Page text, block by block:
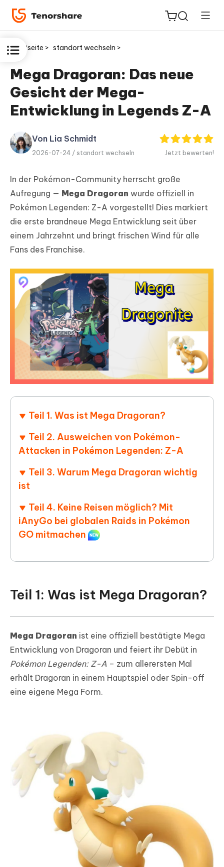
ReiBoot
for iOS
PDNob
PDF
Editor
Neu
iAnyGo
Startseite > standort wechseln >
Mega Dragoran: Das neue
Gesicht der Mega-
Entwicklung in Legends Z-A
Von Lia Schmidt
2026-07-24 / standort wechseln Jetzt bewerten!
In der Pokémon-Community herrscht große
Aufregung — Mega Dragoran wurde offiziell in
Pokémon Legenden: Z-A vorgestellt! Dies markiert
die erste brandneue Mega Entwicklung seit über
einem Jahrzehnt und bringt frischen Wind für alle
Fans des Franchise.
Teil 1. Was ist Mega Dragoran?
Teil 2. Ausweichen von Pokémon-
Attacken in Pokémon Legenden: Z-A
Teil 3. Warum Mega Dragoran wichtig
ist
Teil 4. Keine Reisen möglich? Mit
iAnyGo bei globalen Raids in Pokémon
GO mitmachen
Teil 1: Was ist Mega Dragoran?
Mega Dragoran ist eine offiziell bestätigte Mega
Entwicklung von Dragoran und feiert ihr Debüt in
Pokémon Legenden: Z-A – zum allerersten Mal
erhält Dragoran in einem Hauptspiel oder Spin-off
eine eigene Mega Form.